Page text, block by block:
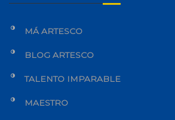
MÁ ARTESCO
BLOG ARTESCO
TALENTO IMPARABLE
MAESTRO